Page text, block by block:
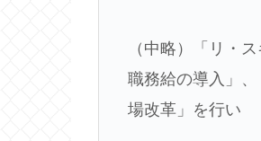
（中略）「リ・
職務給の導入」
場改革」を行い